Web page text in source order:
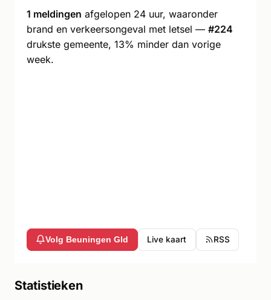
1 meldingen afgelopen 24 uur, waaronder
brand en verkeersongeval met letsel — #224
drukste gemeente, 13% minder dan vorige
week.
Volg Beuningen Gld Live kaart RSS
Statistieken